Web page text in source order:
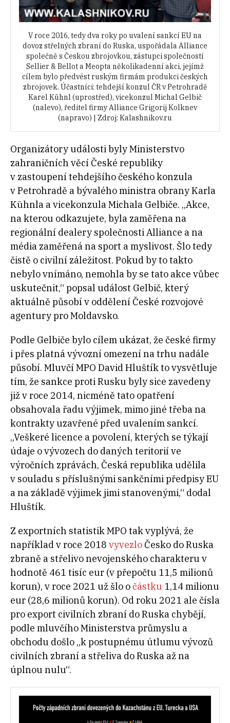
V roce 2016, tedy dva roky po uvalení sankcí EU na
dovoz střelných zbraní do Ruska, uspořádala Alliance
společně s Českou zbrojovkou, zástupci společností
Sellier & Bellot a Meopta několikadenní akci, jejímž
cílem bylo předvést ruským firmám produkci českých
zbrojovek. Účastníci: tehdejší konzul ČR v Petrohradě
Karel Kühnl (uprostřed), vicekonzul Michal Gelbič
(nalevo), ředitel firmy Alliance Grigorij Kolknev
(napravo) | Zdroj: Kalashnikov.ru
Organizátory události byly Ministerstvo
zahraničních věcí České republiky
v zastoupení tehdejšího českého konzula
v Petrohradě a bývalého ministra obrany Karla
Kühnla a vicekonzula Michala Gelbiče. „Akce,
na kterou odkazujete, byla zaměřena na
regionální dealery společnosti Alliance a na
média zaměřená na sport a myslivost. Šlo tedy
čistě o civilní záležitost. Pokud by to takto
nebylo vnímáno, nemohla by se tato akce vůbec
uskutečnit,“ popsal událost Gelbič, který
aktuálně působí v oddělení České rozvojové
agentury pro Moldavsko.
Podle Gelbiče bylo cílem ukázat, že české firmy
i přes platná vývozní omezení na trhu nadále
působí. Mluvčí MPO David Hluštík to vysvětluje
tím, že sankce proti Rusku byly sice zavedeny
již v roce 2014, nicméně tato opatření
obsahovala řadu výjimek, mimo jiné třeba na
kontrakty uzavřené před uvalením sankcí.
„Veškeré licence a povolení, kterých se týkají
údaje o vývozech do daných teritorií ve
výročních zprávách, Česká republika udělila
v souladu s příslušnými sankčními předpisy EU
a na základě výjimek jimi stanovenými,“ dodal
Hluštík.
Z exportních statistik MPO tak vyplývá, že
například vroce 2018 vyvezlo Česko do Ruska
zbraně a střelivo nevojenského charakteru v
hodnotě 461 tisíc eur (v přepočtu 11,5 milionů
korun), vroce 2021 už šlo očástku 1,14 milionu
eur (28,6 milionů korun). Od roku 2021 ale čísla
pro export civilních zbraní do Ruska chybějí,
podle mluvčího Ministerstva průmyslu a
obchodu došlo „k postupnému útlumu vývozů
civilních zbraní a střeliva do Ruska až na
úplnou nulu“.